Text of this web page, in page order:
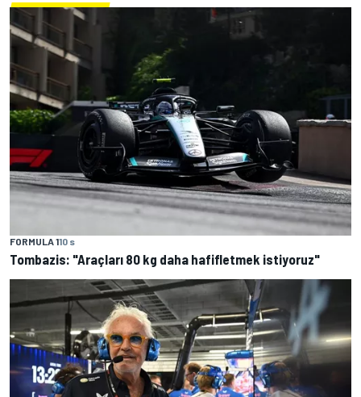
FORMULA 110 s
Tombazis: "Araçları 80 kg daha hafifletmek istiyoruz"